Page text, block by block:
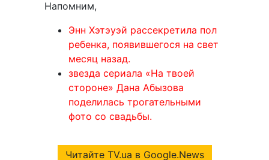
Напомним,
Энн Хэтэуэй рассекретила пол
ребенка, появившегося на свет
месяц назад.
звезда сериала «На твоей
стороне» Дана Абызова
поделилась трогательными
фото со свадьбы.
Читайте TV.ua в Google.News